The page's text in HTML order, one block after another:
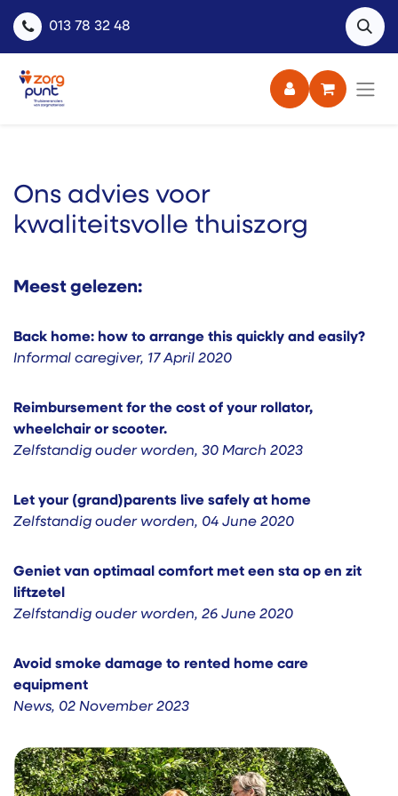
013 78 32 48
Ons advies voor
kwaliteitsvolle thuiszorg
Meest gelezen:
Back home: how to arrange this quickly and easily?
Informal caregiver, 17 April 2020
Reimbursement for the cost of your rollator,
wheelchair or scooter.
Zelfstandig ouder worden, 30 March 2023
Let your (grand)parents live safely at home
Zelfstandig ouder worden, 04 June 2020
Geniet van optimaal comfort met een sta op en zit
liftzetel
Zelfstandig ouder worden, 26 June 2020
Avoid smoke damage to rented home care
equipment
News, 02 November 2023